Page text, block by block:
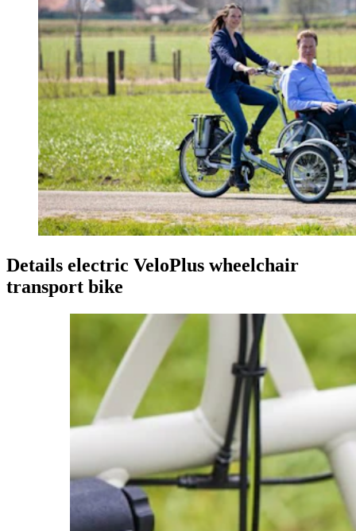
Details electric VeloPlus wheelchair
transport bike